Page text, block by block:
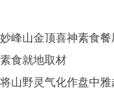
妙峰山金顶喜神素食餐
素食就地取材
将山野灵气化作盘中雅